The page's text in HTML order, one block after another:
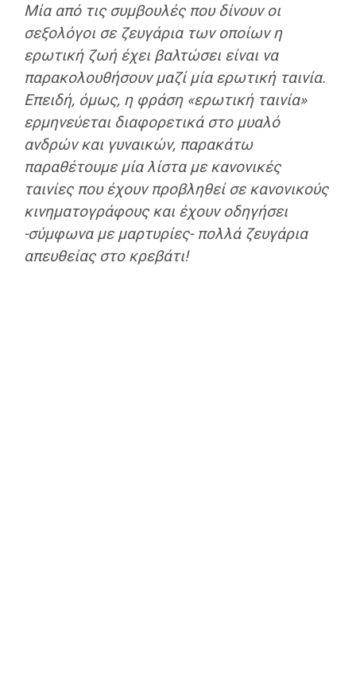
Μία από τις συμβουλές που δίνουν οι
σεξολόγοι σε ζευγάρια των οποίων η
ερωτική ζωή έχει βαλτώσει είναι να
παρακολουθήσουν μαζί μία ερωτική ταινία.
Επειδή, όμως, η φράση «ερωτική ταινία»
ερμηνεύεται διαφορετικά στο μυαλό
ανδρών και γυναικών, παρακάτω
παραθέτουμε μία λίστα με κανονικές
ταινίες που έχουν προβληθεί σε κανονικούς
κινηματογράφους και έχουν οδηγήσει
-σύμφωνα με μαρτυρίες- πολλά ζευγάρια
απευθείας στο κρεβάτι!